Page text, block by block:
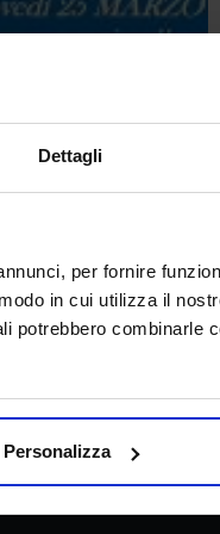
Dettagli
per fornire
in cui utilizza il
potrebbero combinarle
Personalizza
dell’economia agraria